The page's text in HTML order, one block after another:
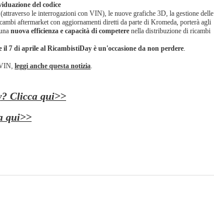
del codice
(attraverso le interrogazioni con VIN), le nuove grafiche 3D, la gestione delle
aftermarket con aggiornamenti diretti da parte di Kromeda, porterà agli
nuova efficienza e capacità di competere nella distribuzione di ricambi
il 7 di aprile al RicambistiDay è un'occasione da non perdere.
leggi anche questa notizia.
Clicca qui>>
qui>>